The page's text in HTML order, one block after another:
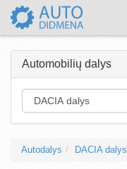
Automobilių dalys
Autodalys DACIA dalys